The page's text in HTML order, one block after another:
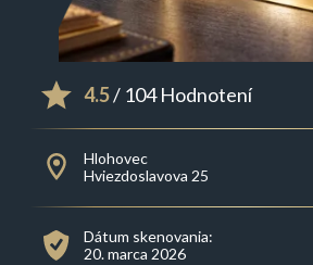
4.5/ 104 Hodnotení
Hlohovec
Hviezdoslavova 25
Dátum skenovania:
20. marca 2026